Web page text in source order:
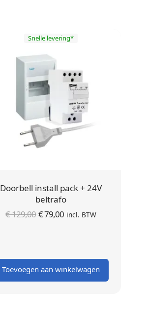
Snelle levering*
Doorbell install pack + 24V
beltrafo
€129,00Oorspronkelijke
€79,00 Huidige
incl. BTW
Toevoegen aan winkelwagen